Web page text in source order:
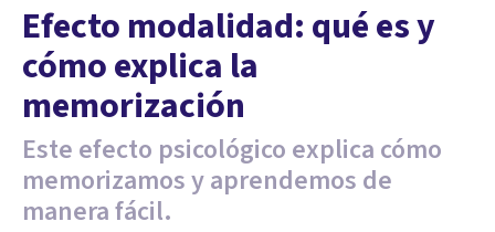
Efecto modalidad: qué es y
cómo explica la
memorización
Este efecto psicológico explica cómo
memorizamos y aprendemos de
manera fácil.